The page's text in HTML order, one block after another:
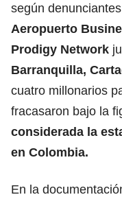
según
Aeropuerto
Prodigy Network
Barranquilla,
cuatro millonarios
fracasaron bajo la
considerada la
en Colombia.
En la